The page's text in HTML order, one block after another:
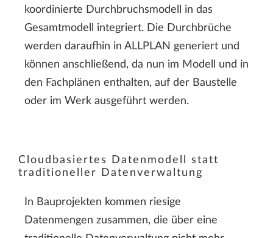
koordinierte Durchbruchsmodell in das
Gesamtmodell integriert. Die Durchbrüche
werden daraufhin in ALLPLAN generiert und
können anschließend, da nun im Modell und in
den Fachplänen enthalten, auf der Baustelle
oder im Werk ausgeführt werden.
Cloudbasiertes Datenmodell statt
traditioneller Datenverwaltung
In Bauprojekten kommen riesige
Datenmengen zusammen, die über eine